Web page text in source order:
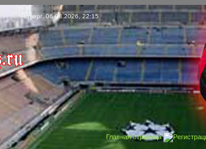
Четверг, 06.08.2026, 22:15
Главная страница